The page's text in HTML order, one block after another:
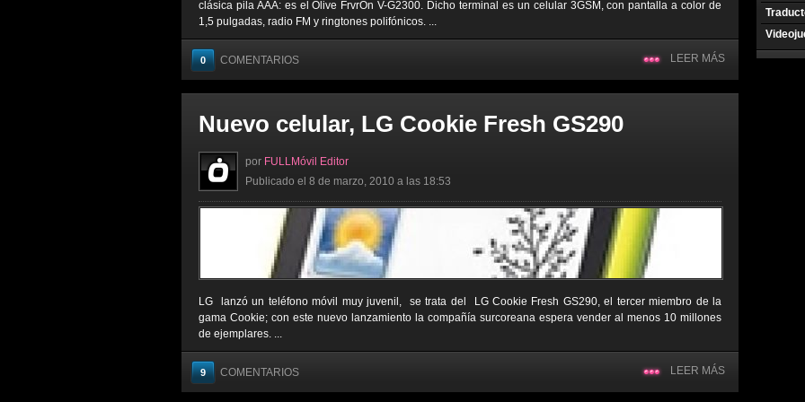
clásica pila AAA: es el Olive FrvrOn V-G2300. Dicho terminal es un celular 3GSM, con pantalla a color de
1,5 pulgadas, radio FM y ringtones polifónicos. ...
0 COMENTARIOS LEER MÁS
Nuevo celular, LG Cookie Fresh GS290
por FULLMóvil Editor
Publicado el 8 de marzo, 2010 a las 18:53
LG lanzó un teléfono móvil muy juvenil, se trata del LG Cookie Fresh GS290, el tercer miembro de la
gama Cookie; con este nuevo lanzamiento la compañía surcoreana espera vender al menos 10 millones
de ejemplares. ...
9 COMENTARIOS LEER MÁS